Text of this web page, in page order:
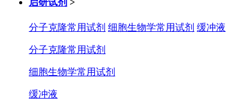
分子克隆常用试剂 细胞生物学常用试剂 缓冲液
分子克隆常用试剂
细胞生物学常用试剂
缓冲液